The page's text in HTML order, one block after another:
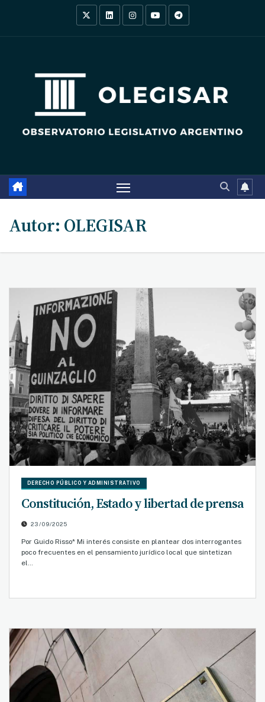
Autor: OLEGISAR
DERECHO PÚBLICO Y ADMINISTRATIVO
Constitución, Estado y libertad de prensa
23/09/2025
Por Guido Risso* Mi interés consiste en plantear dos interrogantes
poco frecuentes en el pensamiento jurídico local que sintetizan
el…